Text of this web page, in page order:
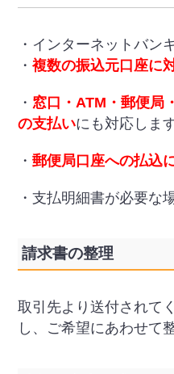
・インターネットバン
・複数の振込元口座に
・ 窓口・ATM・郵便局
の支払いにも対応します
・郵便局口座への払込
・支払明細書が必要な
請求書の整理
取引先より送付されて
し、ご希望にあわせて